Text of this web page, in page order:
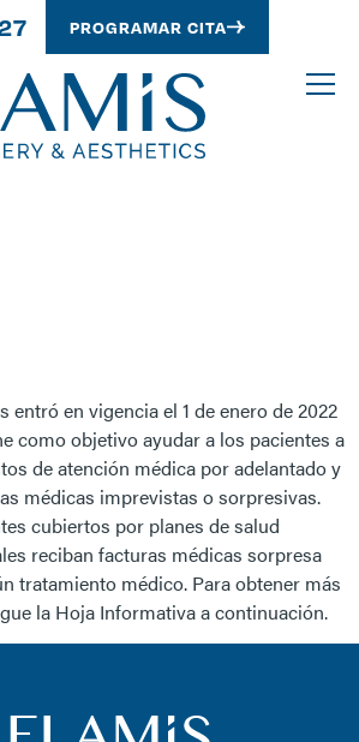
PROGRAMAR CITA
entró en vigencia el 1 de enero de 2022
como objetivo ayudar a los pacientes a
de atención médica por adelantado y
médicas imprevistas o sorpresivas.
cubiertos por planes de salud
reciban facturas médicas sorpresa
tratamiento médico. Para obtener más
la Hoja Informativa a continuación.